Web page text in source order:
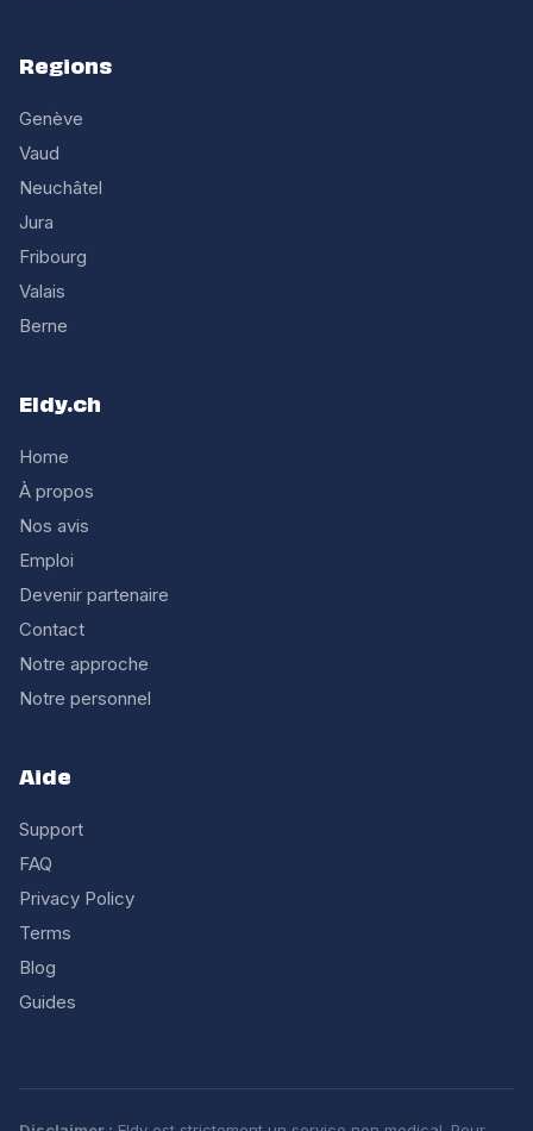
Regions
Genève
Vaud
Neuchâtel
Jura
Fribourg
Valais
Berne
Eldy.ch
Home
À propos
Nos avis
Emploi
Devenir partenaire
Contact
Notre approche
Notre personnel
Aide
Support
FAQ
Privacy Policy
Terms
Blog
Guides